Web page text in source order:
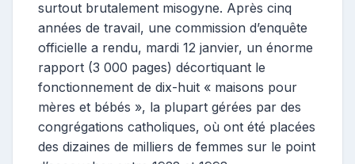
surtout brutalement misogyne. Après cinq
années de travail, une commission d’enquête
officielle a rendu, mardi 12 janvier, un énorme
rapport (3 000 pages) décortiquant le
fonctionnement de dix-huit « maisons pour
mères et bébés », la plupart gérées par des
congrégations catholiques, où ont été placées
des dizaines de milliers de femmes sur le point